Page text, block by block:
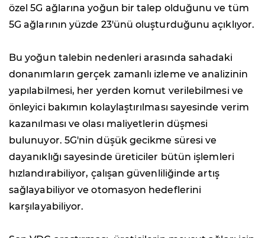
özel 5G ağlarına yoğun bir talep olduğunu ve tüm
5G ağlarının yüzde 23'ünü oluşturduğunu açıklıyor.
Bu yoğun talebin nedenleri arasında sahadaki
donanımların gerçek zamanlı izleme ve analizinin
yapılabilmesi, her yerden komut verilebilmesi ve
önleyici bakımın kolaylaştırılması sayesinde verim
kazanılması ve olası maliyetlerin düşmesi
bulunuyor. 5G'nin düşük gecikme süresi ve
dayanıklığı sayesinde üreticiler bütün işlemleri
hızlandırabiliyor, çalışan güvenliliğinde artış
sağlayabiliyor ve otomasyon hedeflerini
karşılayabiliyor.